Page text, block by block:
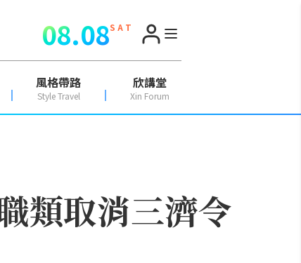
08.08S A T
風格帶路
Style Travel
欣講堂
Xin Forum
類取消三濟令